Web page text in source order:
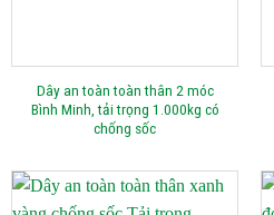
Dây an toàn toàn thân 2 móc
Bình Minh, tải trọng 1.000kg có
chống sốc